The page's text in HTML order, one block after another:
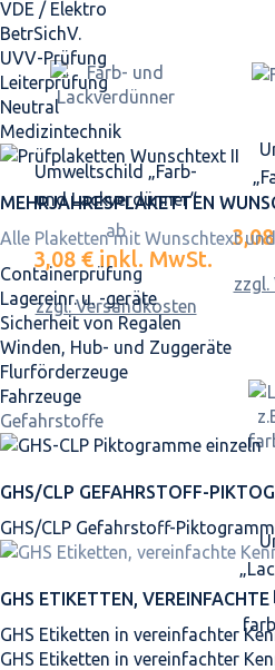
VDE / Elektro
BetrSichV.
UVV-Prüfung
Leiterprüfung
Neutral
Medizintechnik
MEHRJAHRES­PLAKETTEN
Alle Plaketten mit Wunschtext
Containerprüfung
Lagereinr. u. -geräte
Sicherheit von Regalen
Winden, Hub- und Zuggeräte
Flurförderzeuge
Fahrzeuge
Gefahrstoffe
GHS/CLP GEFAHRSTOFF-
GHS/CLP Gefahrstoff-
GHS ETIKETTEN, VEREINFACHTE
GHS Etiketten in vereinfachter
GHS Etiketten in vereinfachter
Umweltschild „Farb-
und Lackverdünner“
ab
3,08 € inkl. MwSt.
zzgl. Versandkosten